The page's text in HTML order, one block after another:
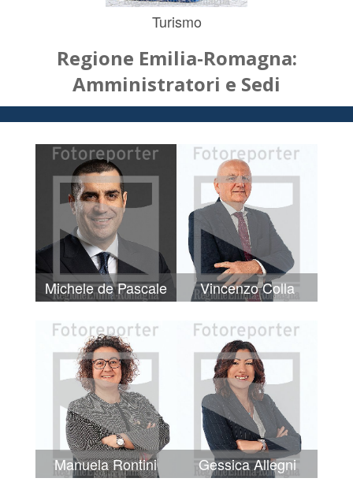
Turismo
Regione Emilia-Romagna:
Amministratori e Sedi
Michele de Pascale Vincenzo Colla
Manuela Rontini Gessica Allegni